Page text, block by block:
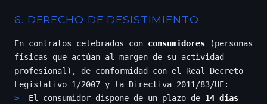
6. DERECHO DE DESISTIMIENTO
En contratos celebrados con consumidores (personas
físicas que actúan al margen de su actividad
profesional), de conformidad con el Real Decreto
Legislativo 1/2007 y la Directiva 2011/83/UE:
El consumidor dispone de un plazo de 14 días